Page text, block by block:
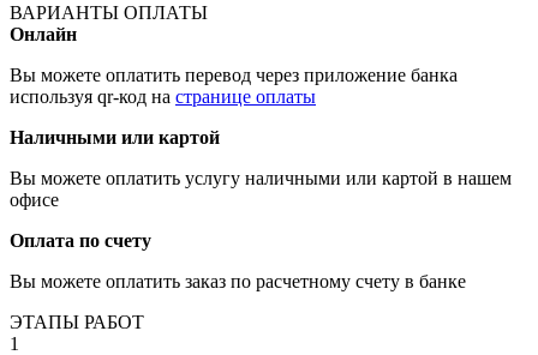
ВАРИАНТЫ ОПЛАТЫ
Онлайн
Вы можете оплатить перевод через приложение банка
используя qr-код на странице оплаты
Наличными или картой
Вы можете оплатить услугу наличными или картой в нашем
офисе
Оплата по счету
Вы можете оплатить заказ по расчетному счету в банке
ЭТАПЫ РАБОТ
1